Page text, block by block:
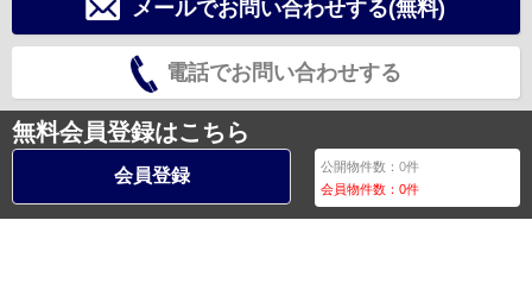
メールでお問い合わせする(無料)
電話でお問い合わせする
無料会員登録はこちら
会員登録 公開物件数：0件
会員物件数：0件